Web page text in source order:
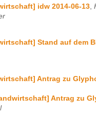
idw 2014-06-13
Stand auf dem
Antrag zu
Antrag zu